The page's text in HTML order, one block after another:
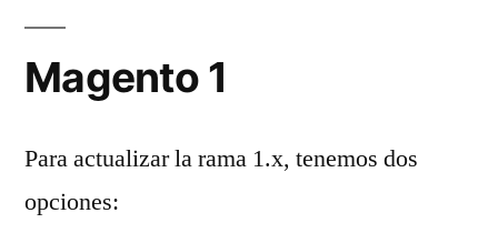
Magento 1
Para actualizar la rama 1.x, tenemos dos
opciones: